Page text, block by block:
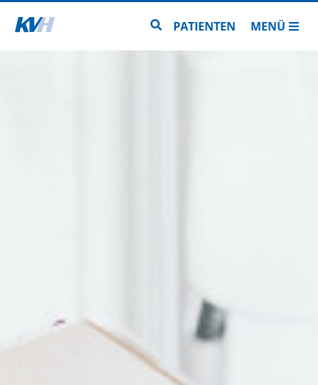
Zur Startseite Zur Seitensuche
PATIENTEN MENÜ